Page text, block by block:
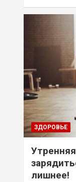
ЗДОРОВЬЕ
лишнее!